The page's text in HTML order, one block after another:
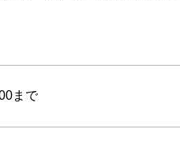
まで